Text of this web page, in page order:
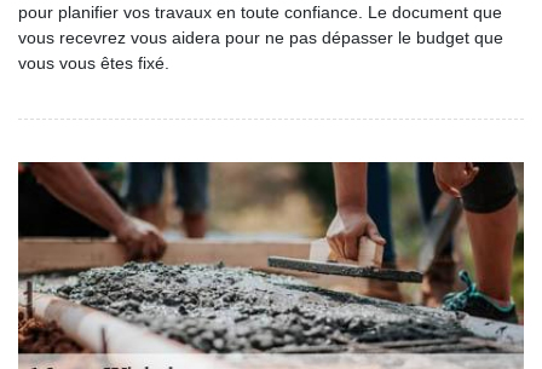
pour planifier vos travaux en toute confiance. Le document que
vous recevrez vous aidera pour ne pas dépasser le budget que
vous vous êtes fixé.